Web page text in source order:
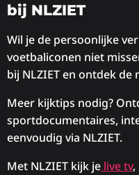
bij NLZIET
Wil je de persoonlijke
voetbaliconen niet
bij NLZIET en ontdek
Meer kijktips nodig?
sportdocumentaires,
eenvoudig via NLZIET.
Met NLZIET kijk je live tv,